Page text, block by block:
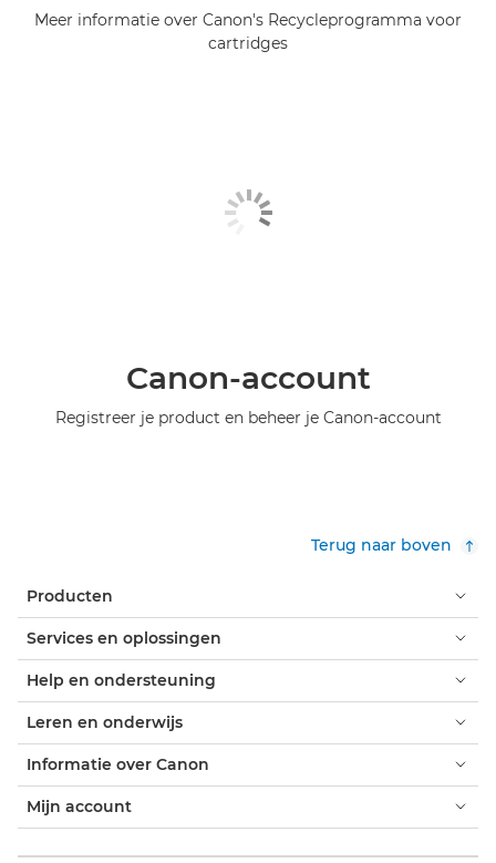
Meer informatie over Canon's Recycleprogramma voor
cartridges
Canon-account
Registreer je product en beheer je Canon-account
Terug naar boven
Producten
Services en oplossingen
Help en ondersteuning
Leren en onderwijs
Informatie over Canon
Mijn account